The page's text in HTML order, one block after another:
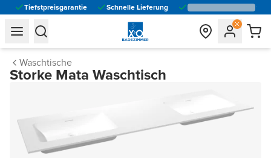
Tiefstpreisgarantie Schnelle Lieferung
general.navigation.toggle_menu.label
general.navigation.toggle_menu.label
Waschtische
Storke Mata Waschtisch